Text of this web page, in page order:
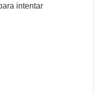
intentar